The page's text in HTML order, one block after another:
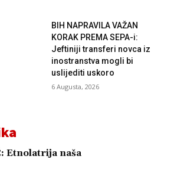
BIH NAPRAVILA VAŽAN
KORAK PREMA SEPA-i:
Jeftiniji transferi novca iz
inostranstva mogli bi
uslijediti uskoro
6 Augusta, 2026
Etnolatrija naša